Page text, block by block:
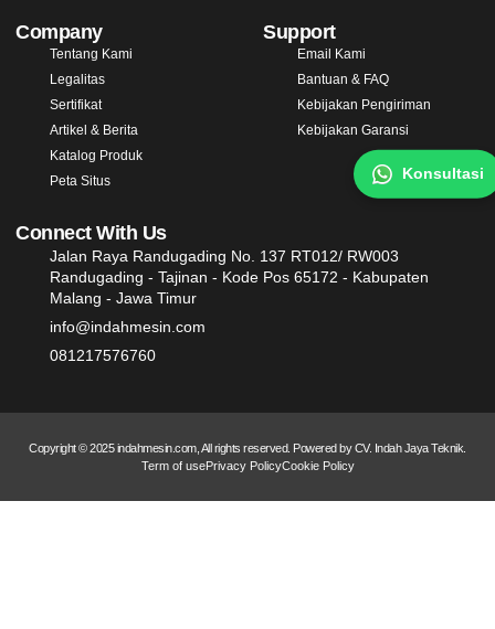
Company
Tentang Kami
Legalitas
Sertifikat
Artikel & Berita
Katalog Produk
Peta Situs
Support
Email Kami
Bantuan & FAQ
Kebijakan Pengiriman
Kebijakan Garansi
Connect With Us
Jalan Raya Randugading No. 137 RT012/ RW003
Randugading - Tajinan - Kode Pos 65172 - Kabupaten
Malang - Jawa Timur
info@indahmesin.com
081217576760
Copyright © 2025 indahmesin.com, All rights reserved. Powered by CV. Indah Jaya Teknik.
Term of usePrivacy PolicyCookie Policy
Konsultasi